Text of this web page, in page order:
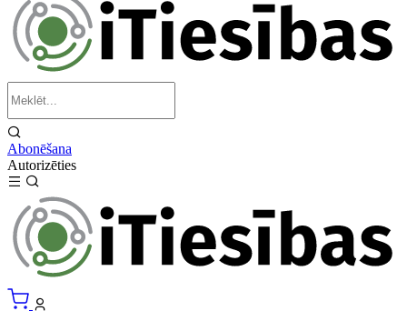
Abonēšana
Autorizēties